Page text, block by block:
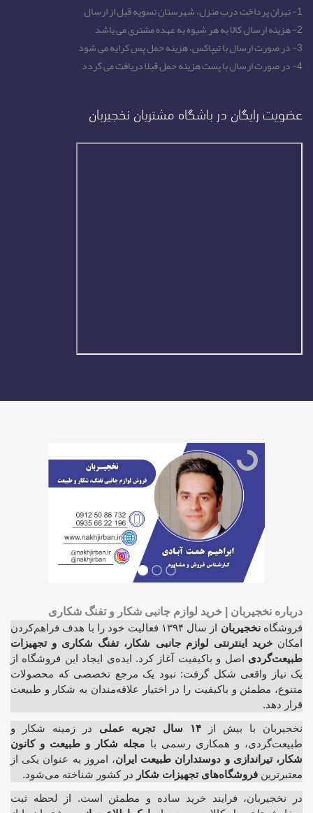
1- تهران پرداخت درب منزل، شهرستان تسویه قبل از ارسال
2- هزینه ارسال کالا به هر شیوه به عهده مشتری می باشد
3- در صورت ارسال با تیپاکس، هزینه حمل پس کرایه می شود
4- در صورت ارسال با پست هزینه حمل قبلا دریافت می گردد
عضویت رایگان در باشگاه مشتریان نخجیربان
درباره نخجیربان | خرید لوازم جانبی شکار و تفنگ شکاری
فروشگاه نخجیربان
از سال ۱۳۹۴ فعالیت خود را با هدف فراهم‌کردن
امکان خرید اینترنتی لوازم جانبی شکار، تفنگ شکاری و تجهیزات
طبیعت‌گردی اصل و باکیفیت آغاز کرد. ایده‌ی ایجاد این فروشگاه از
یک نیاز واقعی شکل گرفت: نبود یک مرجع تخصصی که محصولات
متنوع، مطمئن و باکیفیت را در اختیار علاقه‌مندان به شکار و طبیعت
قرار دهد.
نخجیربان با بیش از
۱۴ سال تجربه عملی
در زمینه شکار و
طبیعت‌گردی، و همکاری رسمی با مجله شکار و طبیعت و کانون
شکار، تیراندازی و دوستداران طبیعت ایران، امروز به عنوان یکی از
معتبرترین فروشگاه‌های تجهیزات شکار در کشور شناخته می‌شود.
در نخجیربان، فرایند خرید ساده و مطمئن است. از لحظه ثبت